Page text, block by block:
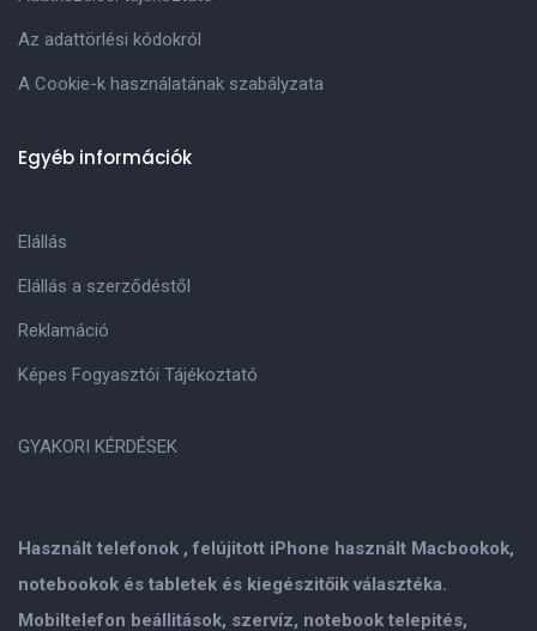
Használt telefonok , felújitott iPhone használt Macbookok,
notebookok és tabletek és kiegészitőik választéka.
Mobiltelefon beállitások, szervíz, notebook telepités,
Az adattörlési kódokról
A Cookie-k használatának szabályzata
Egyéb információk
Elállás
Elállás a szerződéstől
Reklamáció
Képes Fogyasztói Tájékoztató
GYAKORI KÉRDÉSEK